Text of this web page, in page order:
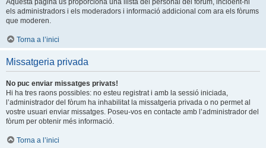
Aquesta pàgina us proporciona una llista del personal del fòrum, incloent-hi
els administradors i els moderadors i informació addicional com ara els fòrums
que moderen.
Torna a l’inici
Missatgeria privada
No puc enviar missatges privats!
Hi ha tres raons possibles: no esteu registrat i amb la sessió iniciada,
l’administrador del fòrum ha inhabilitat la missatgeria privada o no permet al
vostre usuari enviar missatges. Poseu-vos en contacte amb l’administrador del
fòrum per obtenir més informació.
Torna a l’inici